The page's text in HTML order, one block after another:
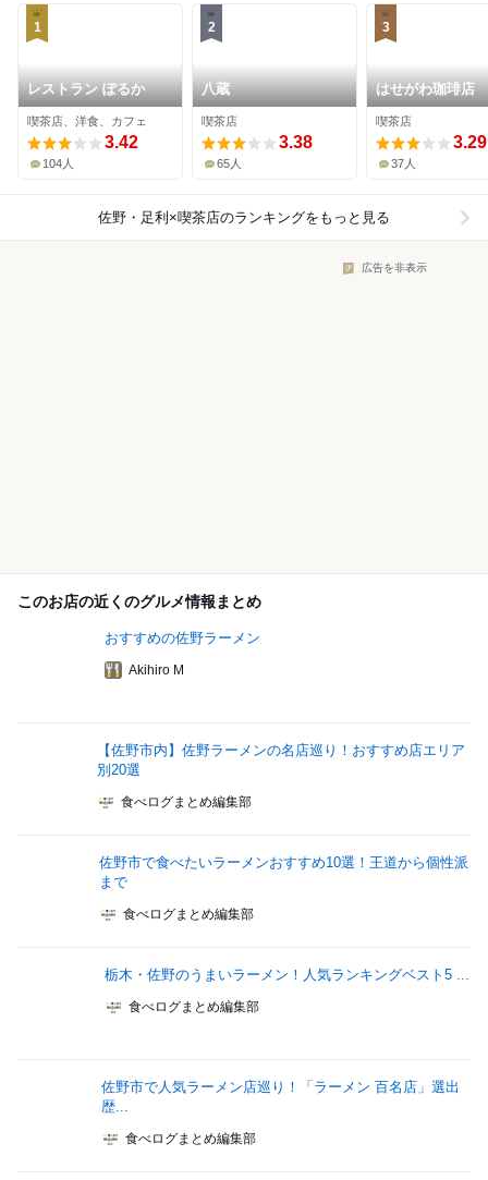
1
レストラン ぽるか
喫茶店、洋食、カフェ
3.42
104人
2
八蔵
喫茶店
3.38
65人
3
はせがわ珈琲店
喫茶店
3.29
37人
佐野・足利×喫茶店のランキングをもっと見る
広告を非表示
このお店の近くのグルメ情報まとめ
おすすめの佐野ラーメン
Akihiro M
【佐野市内】佐野ラーメンの名店巡り！おすすめ店エリア
別20選
食べログまとめ編集部
佐野市で食べたいラーメンおすすめ10選！王道から個性派
まで
食べログまとめ編集部
栃木・佐野のうまいラーメン！人気ランキングベスト5 ...
食べログまとめ編集部
佐野市で人気ラーメン店巡り！「ラーメン 百名店」選出
歴...
食べログまとめ編集部